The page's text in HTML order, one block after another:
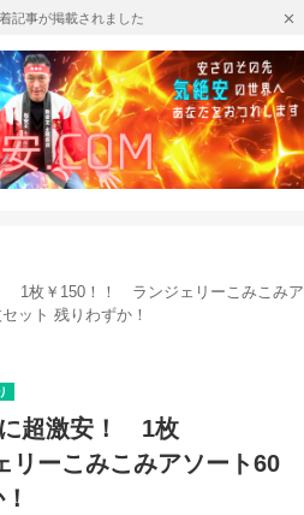
記事が掲載されました
超激安！ 1枚
ーこみこみアソート60